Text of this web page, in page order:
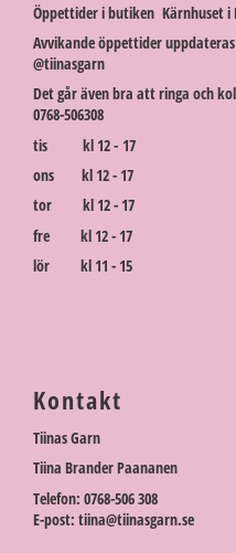
Öppettider i butiken Kärnhuset i
Avvikande öppettider
@tiinasgarn
Det går även bra att ringa och
0768-506308
tis kl 12 - 17
ons kl 12 - 17
tor kl 12 - 17
fre kl 12 - 17
lör kl 11 - 15
Kontakt
Tiinas Garn
Tiina Brander Paananen
Telefon: 0768-506 308
E-post: tiina@tiinasgarn.se